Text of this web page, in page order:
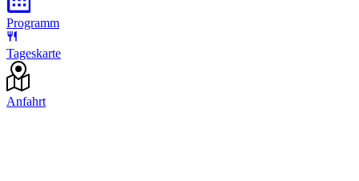
Programm
Tageskarte
Anfahrt